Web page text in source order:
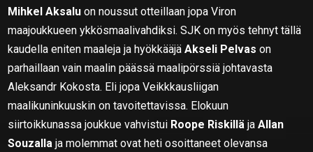
Mihkel Aksalu on noussut otteillaan jopa Viron
maajoukkueen ykkösmaalivahdiksi. SJK on myös tehnyt tällä
kaudella eniten maaleja ja hyökkääjäAkseli Pelvas on
parhaillaan vain maalin päässä maalipörssiä johtavasta
Aleksandr Kokosta. Eli jopa Veikkkausliigan
maalikuninkuuskin on tavoitettavissa. Elokuun
siirtoikkunassa joukkue vahvistui Roope Riskillä jaAllan
Souzalla ja molemmat ovat heti osoittaneet olevansa